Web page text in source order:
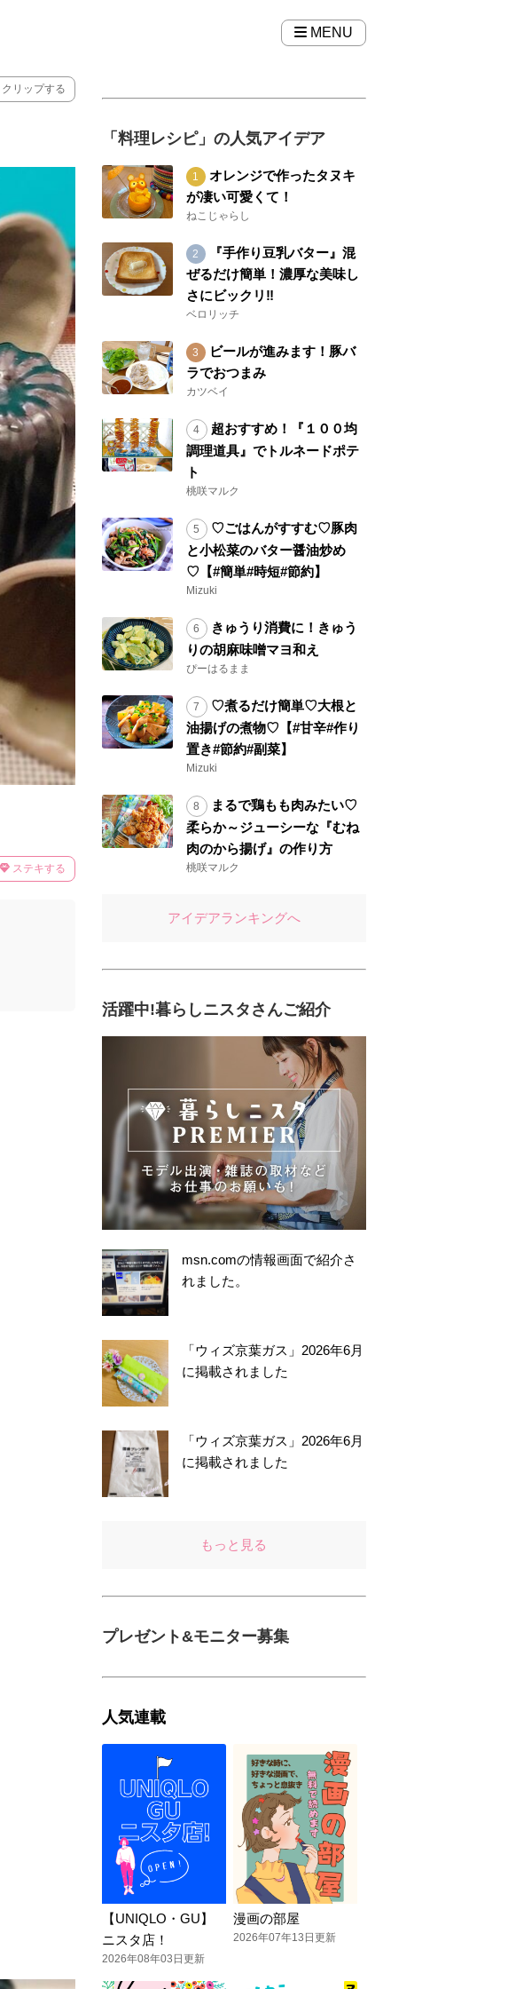
MENU
クリップする
ステキする
「料理レシピ」の人気アイデア
オレンジで作ったタヌキ
が凄い可愛くて！
ねこじゃらし
『手作り豆乳バター』混
ぜるだけ簡単！濃厚な美味し
さにビックリ‼︎
ベロリッチ
ビールが進みます！豚バ
ラでおつまみ
カツベイ
超おすすめ！『１００均
調理道具』でトルネードポテ
ト
桃咲マルク
♡ごはんがすすむ♡豚肉
と小松菜のバター醤油炒め
♡【#簡単#時短#節約】
Mizuki
きゅうり消費に！きゅう
りの胡麻味噌マヨ和え
ぴーはるまま
♡煮るだけ簡単♡大根と
油揚げの煮物♡【#甘辛#作り
置き#節約#副菜】
Mizuki
まるで鶏もも肉みたい♡
柔らか～ジューシーな『むね
肉のから揚げ』の作り方
桃咲マルク
アイデアランキングへ
活躍中!暮らしニスタさんご紹介
msn.comの情報画面で紹介さ
れました。
「ウィズ京葉ガス」2026年6月
に掲載されました
「ウィズ京葉ガス」2026年6月
に掲載されました
もっと見る
プレゼント&モニター募集
人気連載
【UNIQLO・GU】
ニスタ店！
2026年08年03日更新
漫画の部屋
2026年07年13日更新